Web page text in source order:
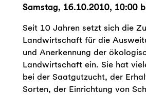
Samstag, 16.10.2010, 10:00
Seit 10 Jahren setzt sich die
Landwirtschaft für die
und Anerkennung der
Landwirtschaft ein. Sie hat
bei der Saatgutzucht, der
Sorten, der Einrichtung von